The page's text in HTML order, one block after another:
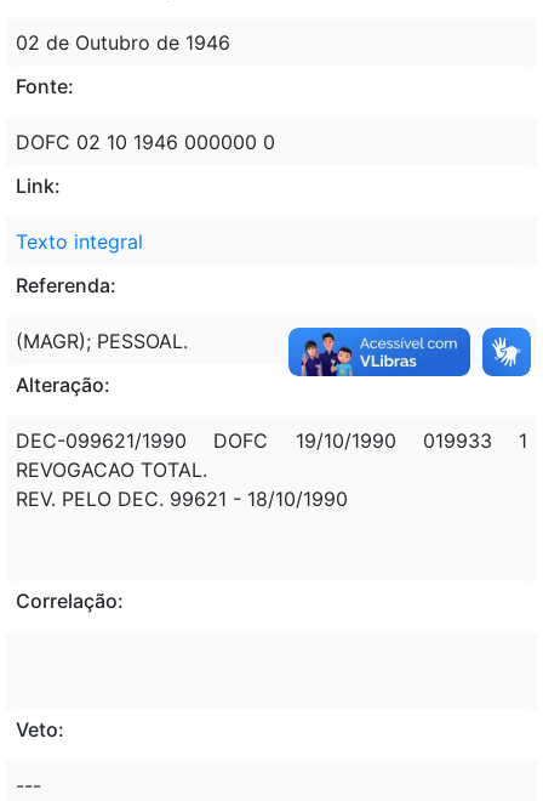
02 de Outubro de 1946
Fonte:
DOFC 02 10 1946 000000 0
Link:
Texto integral
Referenda:
(MAGR); PESSOAL.
Alteração:
DEC-099621/1990 DOFC 19/10/1990 019933 1
REVOGACAO TOTAL.
REV. PELO DEC. 99621 - 18/10/1990
Correlação:
Veto:
---